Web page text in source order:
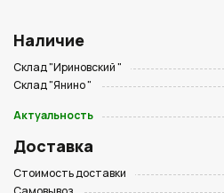
Наличие
Склад "Ириновский "
Склад "Янино "
Актуальность
Доставка
Стоимость доставки